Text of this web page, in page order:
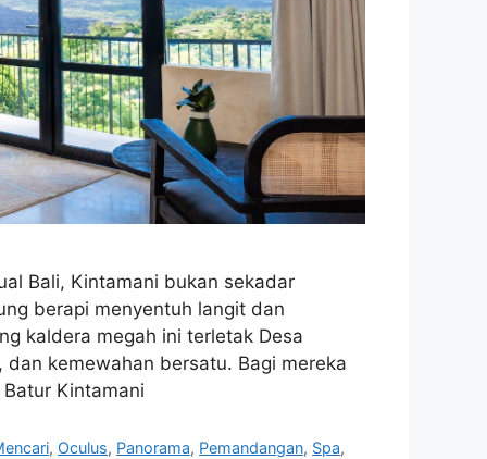
Bali, Kintamani bukan sekadar
berapi menyentuh langit dan
kaldera megah ini terletak Desa
kemewahan bersatu. Bagi mereka
Kintamani
, Oculus, Panorama, Pemandangan, Spa,